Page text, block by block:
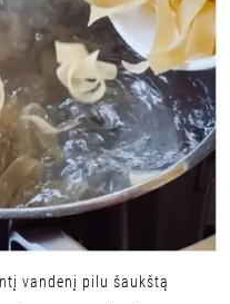
vandenį pilu šaukštą